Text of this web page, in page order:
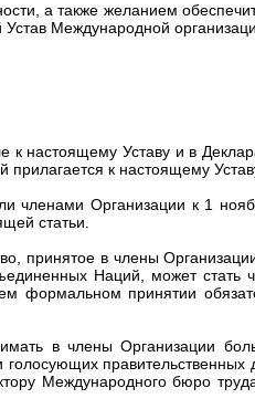
а также желанием
Международной
настоящему Уставу и в
к настоящему
членами Организации к 1
статьи.
принятое в члены
Наций, может стать
формальном принятии
в члены Организации
правительственных
Международного бюро